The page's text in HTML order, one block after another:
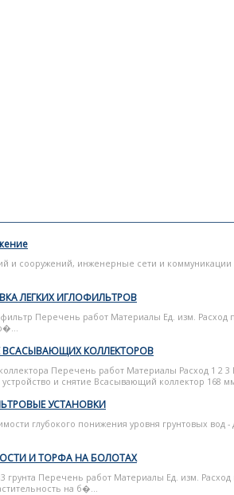
и сооружений, инженерные сети и коммуникации
ЛЕГКИХ ИГЛОФИЛЬТРОВ
Перечень работ Материалы Ед. изм. Расход
ВСАСЫВАЮЩИХ КОЛЛЕКТОРОВ
Перечень работ Материалы Расход 1 2 3
и снятие Всасывающий коллектор 168
УСТАНОВКИ
глубокого понижения уровня грунтовых вод
И ТОРФА НА БОЛОТАХ
грунта Перечень работ Материалы Ед. изм.
на б�...